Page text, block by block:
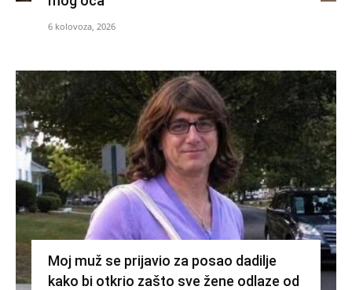
6 kolovoza, 2026
Moj muž se prijavio za posao dadilje
kako bi otkrio zašto sve žene odlaze od